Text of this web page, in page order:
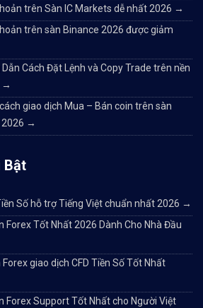
trên Sàn IC Markets dễ nhất 2026 →
trên sàn Binance 2026 được giảm
Cách Đặt Lệnh và Copy Trade trên nền
→
giao dịch Mua – Bán coin trên sàn
2026 →
Bật
Số hỗ trợ Tiếng Việt chuẩn nhất 2026 →
Forex Tốt Nhất 2026 Dành Cho Nhà Đầu
giao dịch CFD Tiền Số Tốt Nhất
Forex Support Tốt Nhất cho Người Việt